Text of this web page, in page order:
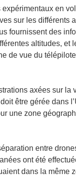
en
sur les différents
fournissent des
altitudes, et
de vue du
axées sur
être gérée dans
une zone
entre
ont été
dans la même